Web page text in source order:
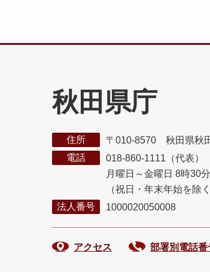
秋田県庁
住所
〒010-8570 秋田県秋
電話
018-860-1111（代表）
月曜日～金曜日 8時30
（祝日・年末年始を除く
法人番号
1000020050008
アクセス 部署別電話番